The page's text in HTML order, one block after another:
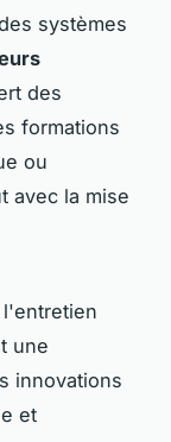
systèmes
des
formations
ou
avec la mise
une
innovations
et